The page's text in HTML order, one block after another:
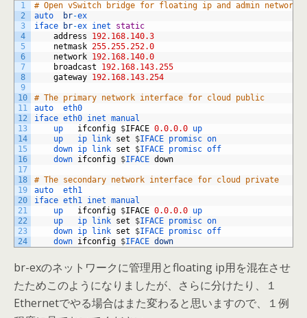
1
2
3
4
5
6
7
8
9
10
11
12
13
14
15
16
17
18
19
20
21
22
23
24
# Open vSwitch bridge for floating ip and admin network
auto
br-ex
iface
br-ex inet static
address
192.168.140.3
netmask 255.255.252.0
network 192.168.140.0
broadcast
192.168.143.255
gateway 192.168.143.254
# The primary network interface for cloud public
auto eth0
iface eth0 inet manual
up ifconfig $IFACE 0.0.0.0 up
up ip link set $IFACE promisc on
down ip link set $IFACE promisc off
down ifconfig $IFACE down
# The secondary network interface for cloud private
auto eth1
iface eth1 inet manual
up ifconfig $IFACE 0.0.0.0 up
up ip link set $IFACE promisc on
down ip link set $IFACE promisc off
down ifconfig $IFACE down
br-exのネットワークに管理用とfloating ip用を混在させ
たためこのようになりましたが、さらに分けたり、１
Ethernetでやる場合はまた変わると思いますので、１例